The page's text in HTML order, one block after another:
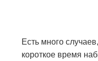
Есть много
короткое время